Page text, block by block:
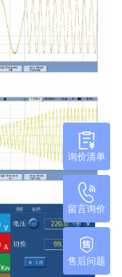
询价清单
留言询价
售后问题